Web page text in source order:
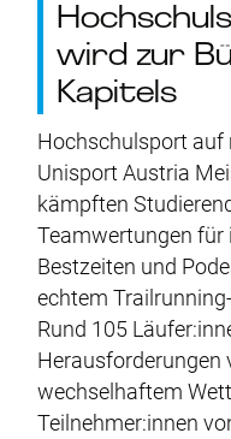
wird zur
Kapitels
Hochschulsport auf
Unisport Austria
kämpften
Teamwertungen für
Bestzeiten und
echtem
Rund 105
Herausforderungen
wechselhaftem
Teilnehmer:innen